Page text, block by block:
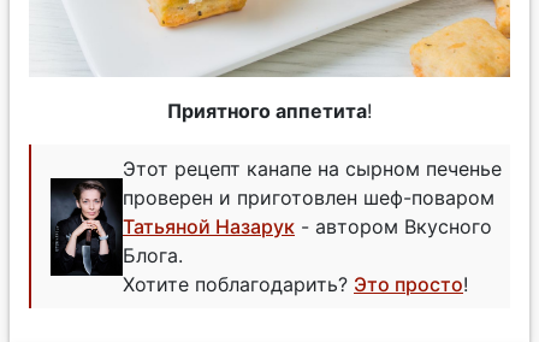
Приятного аппетита!
Этот рецепт канапе на сырном печенье
проверен и приготовлен шеф-поваром
Татьяной Назарук - автором Вкусного
Блога.
Хотите поблагодарить? Это просто!